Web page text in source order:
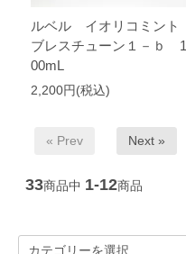
ルベル イオリコミント
ブレスチューン１－ｂ 1
00mL
2,200円(税込)
« Prev Next »
33商品中 1-12商品